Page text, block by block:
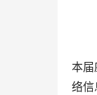
本届
络信